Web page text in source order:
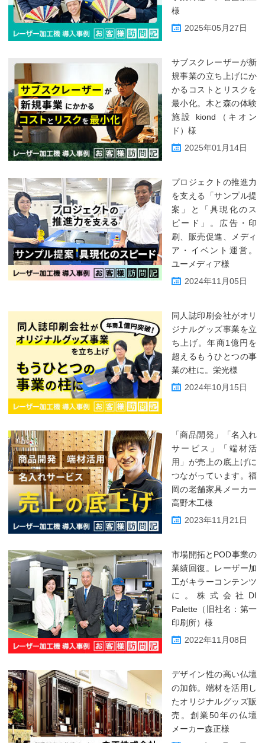
様
2025年05月27日
サブスクレーザーが新
規事業の立ち上げにか
かるコストとリスクを
最小化。木と森の体験
施設 kiond（キオン
ド）様
2025年01月14日
プロジェクトの推進力
を支える「サンプル提
案」と「具現化のス
ピード」。広告・印
刷、販売促進、メディ
ア・イベント運営。
ユーメディア様
2024年11月05日
同人誌印刷会社がオリ
ジナルグッズ事業を立
ち上げ。年商1億円を
超えるもうひとつの事
業の柱に。栄光様
2024年10月15日
「商品開発」「名入れ
サービス」「端材活
用」が売上の底上げに
つながっています。福
岡の老舗家具メーカー
高野木工様
2023年11月21日
市場開拓とPOD事業の
業績回復。レーザー加
工がキラーコンテンツ
に。株式会社DI
Palette（旧社名：第一
印刷所）様
2022年11月08日
デザイン性の高い仏壇
の加飾。端材を活用し
たオリジナルグッズ販
売。創業50年の仏壇
メーカー森正様